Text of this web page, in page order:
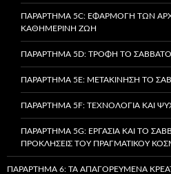
ΠΑΡΆΡΤΗΜΑ 5C: ΕΦΑΡΜΟΓΉ ΤΩΝ
ΚΑΘΗΜΕΡΙΝΉ ΖΩΉ
ΠΑΡΆΡΤΗΜΑ 5D: ΤΡΟΦΉ ΤΟ
ΠΑΡΆΡΤΗΜΑ 5E: ΜΕΤΑΚΊΝΗΣΗ ΤΟ
ΠΑΡΆΡΤΗΜΑ 5F: ΤΕΧΝΟΛΟΓΊΑ ΚΑΙ
ΠΑΡΆΡΤΗΜΑ 5G: ΕΡΓΑΣΊΑ ΚΑΙ ΤΟ
ΠΡΟΚΛΉΣΕΙΣ ΤΟΥ ΠΡΑΓΜΑΤΙΚΟΎ
ΠΑΡΆΡΤΗΜΑ 6: ΤΑ ΑΠΑΓΟΡΕΥΜΈΝΑ